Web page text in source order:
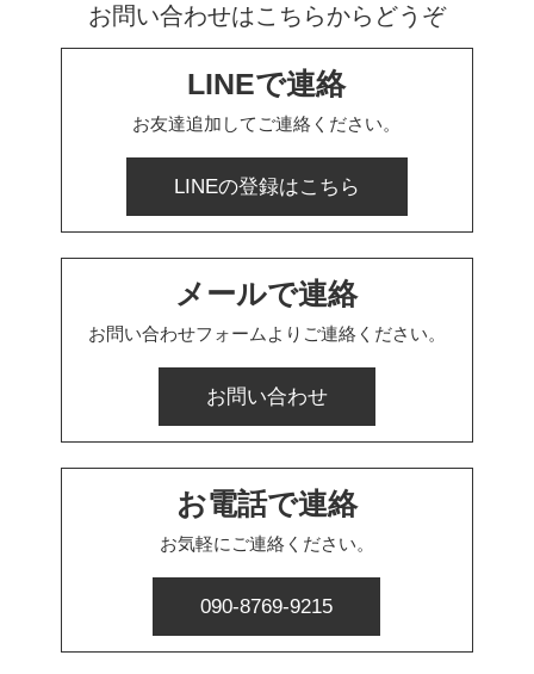
お問い合わせはこちらからどうぞ
LINEで連絡
お友達追加してご連絡ください。
LINEの登録はこちら
メールで連絡
お問い合わせフォームよりご連絡ください。
お問い合わせ
お電話で連絡
お気軽にご連絡ください。
090-8769-9215